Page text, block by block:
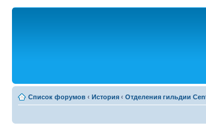
Список форумов ‹ История ‹ Отделения гильдии